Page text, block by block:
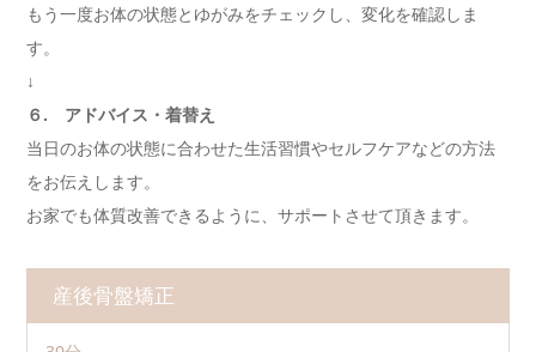
もう一度お体の状態とゆがみをチェックし、変化を確認しま
す。
↓
６. アドバイス・着替え
当日のお体の状態に合わせた生活習慣やセルフケアなどの方法
をお伝えします。
お家でも体質改善できるように、サポートさせて頂きます。
産後骨盤矯正